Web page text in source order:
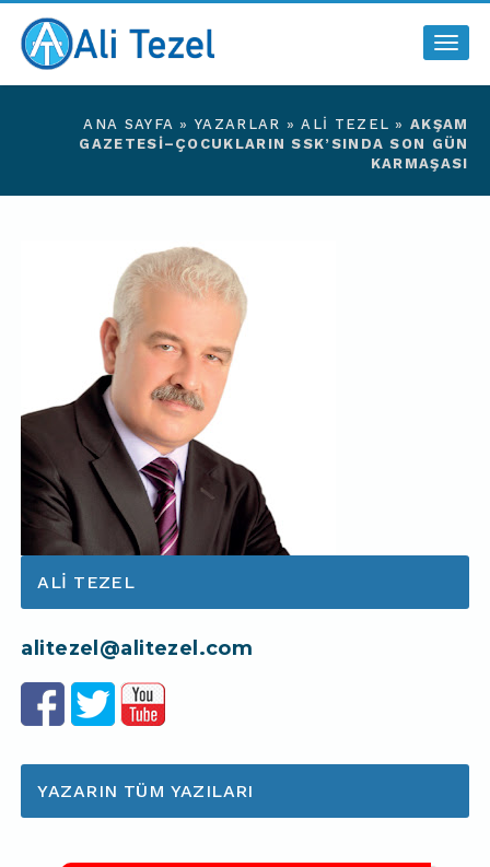
ANA SAYFA »YAZARLAR »ALI TEZEL »AKŞAM
GAZETESI–ÇOCUKLARIN SSK’SINDA SON GÜN
KARMAŞASI
ALI TEZEL
alitezel@alitezel.com
YAZARIN TÜM YAZILARI